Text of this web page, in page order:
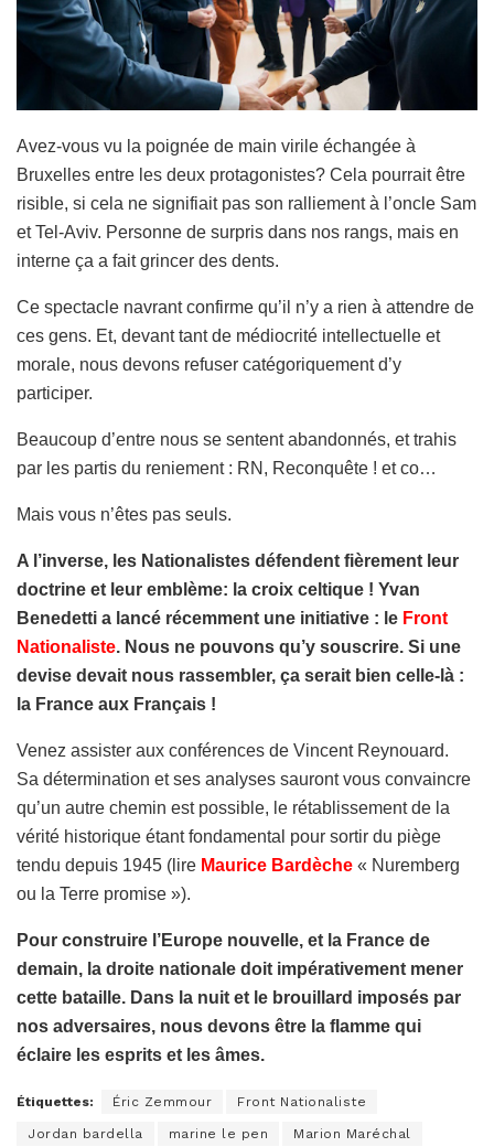
Avez-vous vu la poignée de main virile échangée à
Bruxelles entre les deux protagonistes? Cela pourrait être
risible, si cela ne signifiait pas son ralliement à l’oncle Sam
et Tel-Aviv. Personne de surpris dans nos rangs, mais en
interne ça a fait grincer des dents.
Ce spectacle navrant confirme qu’il n’y a rien à attendre de
ces gens. Et, devant tant de médiocrité intellectuelle et
morale, nous devons refuser catégoriquement d’y
participer.
Beaucoup d’entre nous se sentent abandonnés, et trahis
par les partis du reniement : RN, Reconquête ! et co…
Mais vous n’êtes pas seuls.
A l’inverse, les Nationalistes défendent fièrement leur
doctrine et leur emblème: la croix celtique ! Yvan
Benedetti a lancé récemment une initiative : le Front
Nationaliste. Nous ne pouvons qu’y souscrire. Si une
devise devait nous rassembler, ça serait bien celle-là :
la France aux Français !
Venez assister aux conférences de Vincent Reynouard.
Sa détermination et ses analyses sauront vous convaincre
qu’un autre chemin est possible, le rétablissement de la
vérité historique étant fondamental pour sortir du piège
tendu depuis 1945 (lire Maurice Bardèche « Nuremberg
ou la Terre promise »).
Pour construire l’Europe nouvelle, et la France de
demain, la droite nationale doit impérativement mener
cette bataille. Dans la nuit et le brouillard imposés par
nos adversaires, nous devons être la flamme qui
éclaire les esprits et les âmes.
Étiquettes: Éric Zemmour Front Nationaliste
Jordan bardella marine le pen Marion Maréchal